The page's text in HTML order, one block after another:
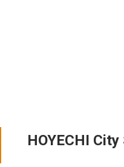
HOYECHI